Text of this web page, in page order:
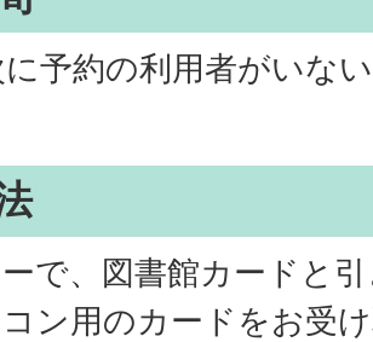
予約の利用者がいな
で、図書館カードと
ン用のカードをお受